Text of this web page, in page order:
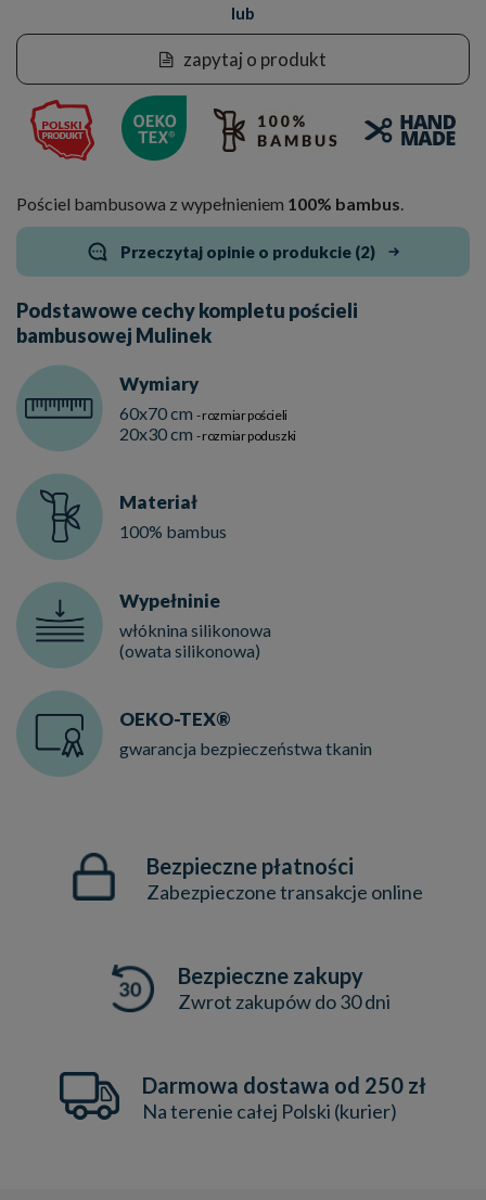
Pościel bambusowa z wypełnieniem 100% bambus
lub
zapytaj o produkt
Przeczytaj opinie o produkcie (2)
Podstawowe cechy kompletu pościeli
bambusowej Mulinek
Wymiary
60x70 cm - rozmiar pościeli
20x30 cm - rozmiar poduszki
Materiał
100% bambus
Wypełninie
włóknina silikonowa
(owata silikonowa)
OEKO-TEX®
gwarancja bezpieczeństwa tkanin
Bezpieczne płatności
Zabezpieczone transakcje online
Bezpieczne zakupy
Zwrot zakupów do 30 dni
Darmowa dostawa od 250 zł
Na terenie całej Polski (kurier)